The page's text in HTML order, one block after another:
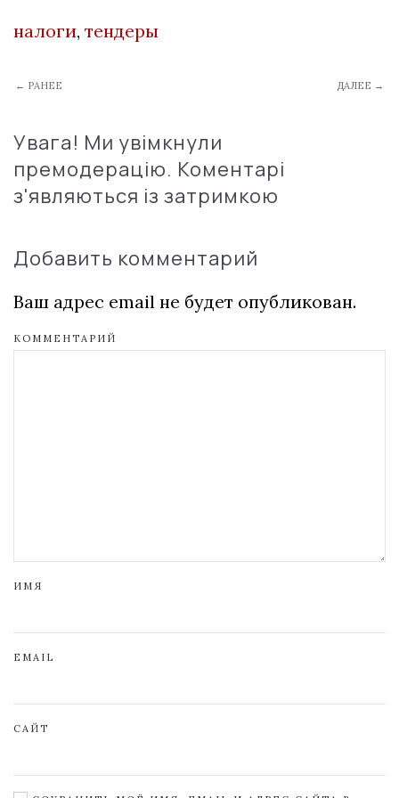
налоги, тендеры
← РАНЕЕ ДАЛЕЕ →
Увага! Ми увімкнули
премодерацію. Коментарі
з'являються із затримкою
Добавить комментарий
Ваш адрес email не будет опубликован.
КОММЕНТАРИЙ
ИМЯ
EMAIL
САЙТ